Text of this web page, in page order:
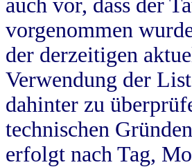
auch vor, dass der
vorgenommen
der derzeitigen
Verwendung der
dahinter zu
technischen
erfolgt nach Tag,